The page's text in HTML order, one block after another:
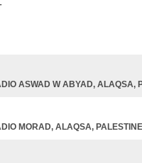
ASWAD W ABYAD, ALAQSA,
MORAD, ALAQSA, PALESTINE